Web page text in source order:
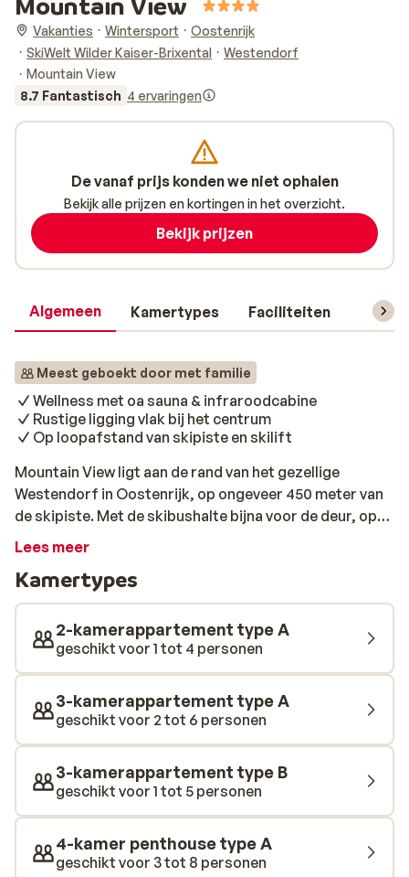
Vakanties Wintersport
Oostenrijk
SkiWelt Wilder Kaiser-Brixental
Westendorf
Mountain View
8.7 Fantastisch 4 ervaringen
Algemeen Kamertypes Faciliteiten
Meest geboekt door met familie
Wellness met oa sauna & infraroodcabine
Rustige ligging vlak bij het centrum
Op loopafstand van skipiste en skilift
Mountain View ligt aan de rand van het gezellige
Westendorf in Oostenrijk, op ongeveer 450 meter van
de skipiste. Met de skibushalte bijna voor de deur, op
20 meter, sta je in een mum van tijd bij de
moderne gebouw heeft een warme uitstraling, met veel
hout en grote ramen die uitkijken op de besneeuwde
bergen. De appartementen zijn stijlvol en comfortabel
ingericht. Denk aan zachte materialen, lichte kleuren en
een rustgevend Alpengevoel. In de skiberging kun je je
ski’s kwijt en warme skischoenen aantrekken, dankzij
de handige schoenverwarming. Na een dag in de kou is
het heerlijk ontspannen in het wellnesscenter. Laat je
infraroodcabine om helemaal op te warmen. Dit is de
plek waar je lichaam én geest even helemaal bijtanken.
Mountain View ligt bovendien vlak bij een supermarkt
en gezellige eetgelegenheden, ideaal voor wie houdt
van gemak én sfeer. Vanuit hier ontdek je de pistes van
Lees meer
Kamertypes
2-kamerappartement type A
geschikt voor 1 tot 4 personen
3-kamerappartement type A
geschikt voor 2 tot 6 personen
3-kamerappartement type B
geschikt voor 1 tot 5 personen
4-kamer penthouse type A
geschikt voor 3 tot 8 personen
De vanaf prijs konden we niet ophalen
Bekijk alle prijzen en kortingen in het overzicht.
Bekijk prijzen